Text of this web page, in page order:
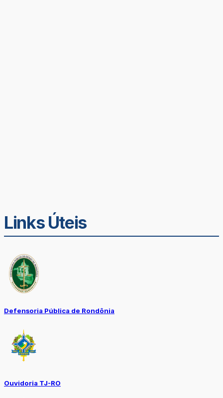
Links Úteis
Defensoria Pública de Rondônia
Ouvidoria TJ-RO